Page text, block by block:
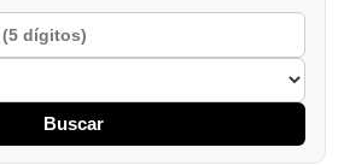
Buscar